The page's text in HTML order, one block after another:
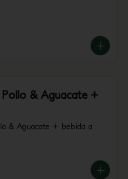
Pollo & Aguacate +
& Aguacate + bebida a